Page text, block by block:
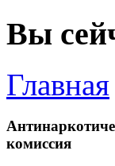
Вы
Главная
комиссия